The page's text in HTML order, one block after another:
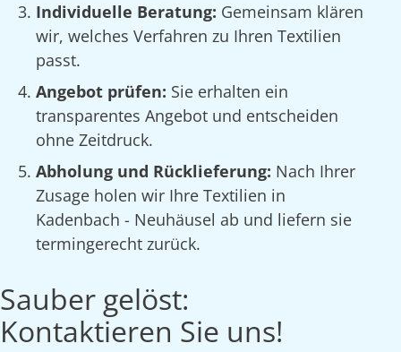
Individuelle Beratung: Gemeinsam klären
wir, welches Verfahren zu Ihren Textilien
passt.
Angebot prüfen: Sie erhalten ein
transparentes Angebot und entscheiden
ohne Zeitdruck.
Abholung und Rücklieferung: Nach Ihrer
Zusage holen wir Ihre Textilien in
Kadenbach - Neuhäusel ab und liefern sie
termingerecht zurück.
Sauber gelöst:
Kontaktieren Sie uns!